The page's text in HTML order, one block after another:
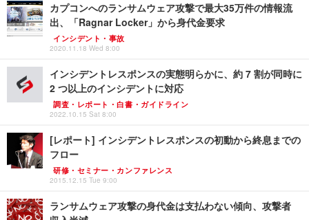
カプコンへのランサムウェア攻撃で最大35万件の情報流
出、「Ragnar Locker」から身代金要求
インシデント・事故
2020.11.18 Wed 8:00
インシデントレスポンスの実態明らかに、約 7 割が同時に
2 つ以上のインシデントに対応
調査・レポート・白書・ガイドライン
2022.10.15 Sat 8:00
[レポート] インシデントレスポンスの初動から終息までの
フロー
研修・セミナー・カンファレンス
2015.12.15 Tue 9:00
ランサムウェア攻撃の身代金は支払わない傾向、攻撃者